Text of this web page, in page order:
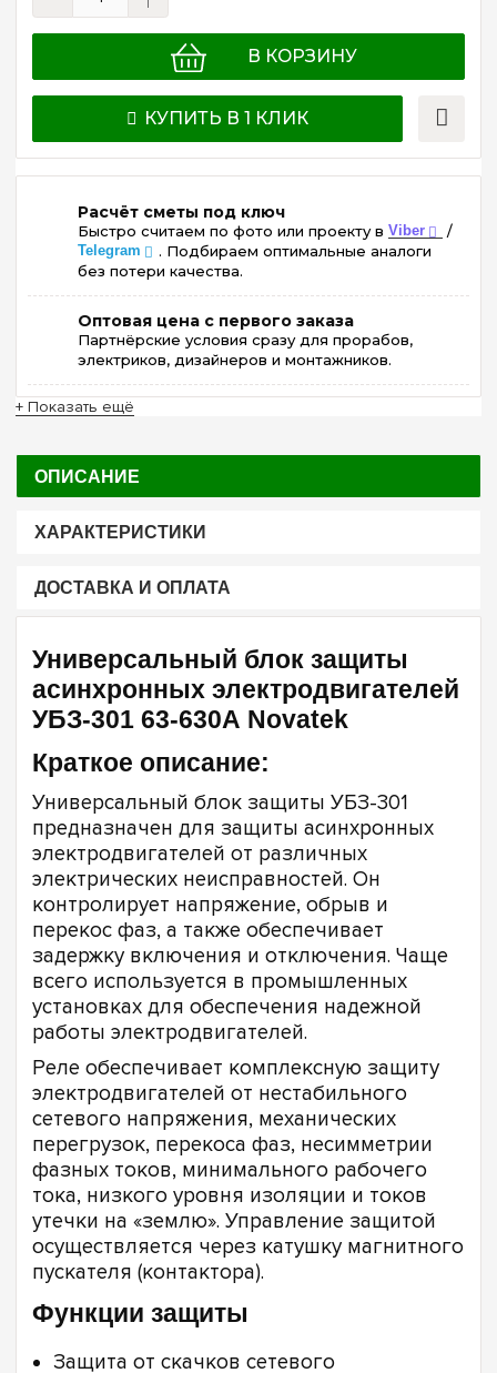
В КОРЗИНУ
КУПИТЬ В 1 КЛИК
Расчёт сметы под ключ
Быстро считаем по фото или проекту в Viber /
Telegram
. Подбираем оптимальные аналоги
без потери качества.
Оптовая цена с первого заказа
Партнёрские условия сразу для прорабов,
электриков, дизайнеров и монтажников.
+ Показать ещё
ОПИСАНИЕ
ХАРАКТЕРИСТИКИ
ДОСТАВКА И ОПЛАТА
Универсальный блок защиты
асинхронных электродвигателей
УБЗ-301 63-630А Novatek
Краткое описание:
Универсальный блок защиты УБЗ-301
предназначен для защиты асинхронных
электродвигателей от различных
электрических неисправностей. Он
контролирует напряжение, обрыв и
перекос фаз, а также обеспечивает
задержку включения и отключения. Чаще
всего используется в промышленных
установках для обеспечения надежной
работы электродвигателей.
Реле обеспечивает комплексную защиту
электродвигателей от нестабильного
сетевого напряжения, механических
перегрузок, перекоса фаз, несимметрии
фазных токов, минимального рабочего
тока, низкого уровня изоляции и токов
утечки на «землю». Управление защитой
осуществляется через катушку магнитного
пускателя (контактора).
Функции защиты
Защита от скачков сетевого